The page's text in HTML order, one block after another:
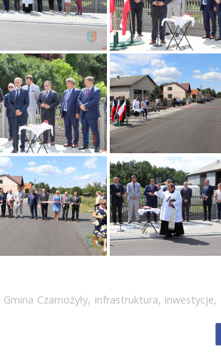
Gmina Czarnożyły, infrastruktura, inwestycje,